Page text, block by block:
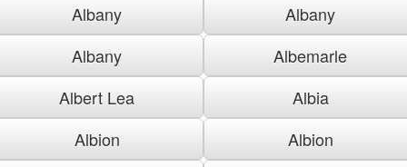
Albany
Albany
Albany
Albemarle
Albert Lea
Albia
Albion
Albion